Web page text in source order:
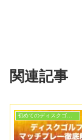
関連記事
初めてのディスクゴルフ